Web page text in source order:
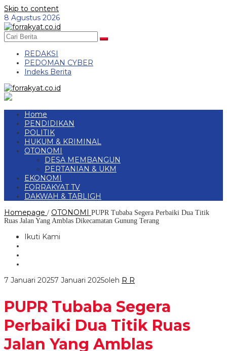
Skip to content
8 Agustus 2026
REDAKSI
PEDOMAN CYBER
Indeks Berita
Home
PENDIDIKAN
POLITIK
HUKUM & KRIMINAL
OTONOMI
DESA MEMBANGUN
PERTANIAN & UKM
EKONOMI
FORRAKYAT TV
DAKWAH & TABLIGH
Homepage / OTONOMI PUPR Tubaba Segera Perbaiki Dua Titik
Ruas Jalan Yang Amblas Dikecamatan Gunung Terang
Ikuti Kami
7 Januari 20257 Januari 2025oleh R R
PUPR Tubaba Segera
Perbaiki Dua Titik Ruas
Jalan Yang Amblas